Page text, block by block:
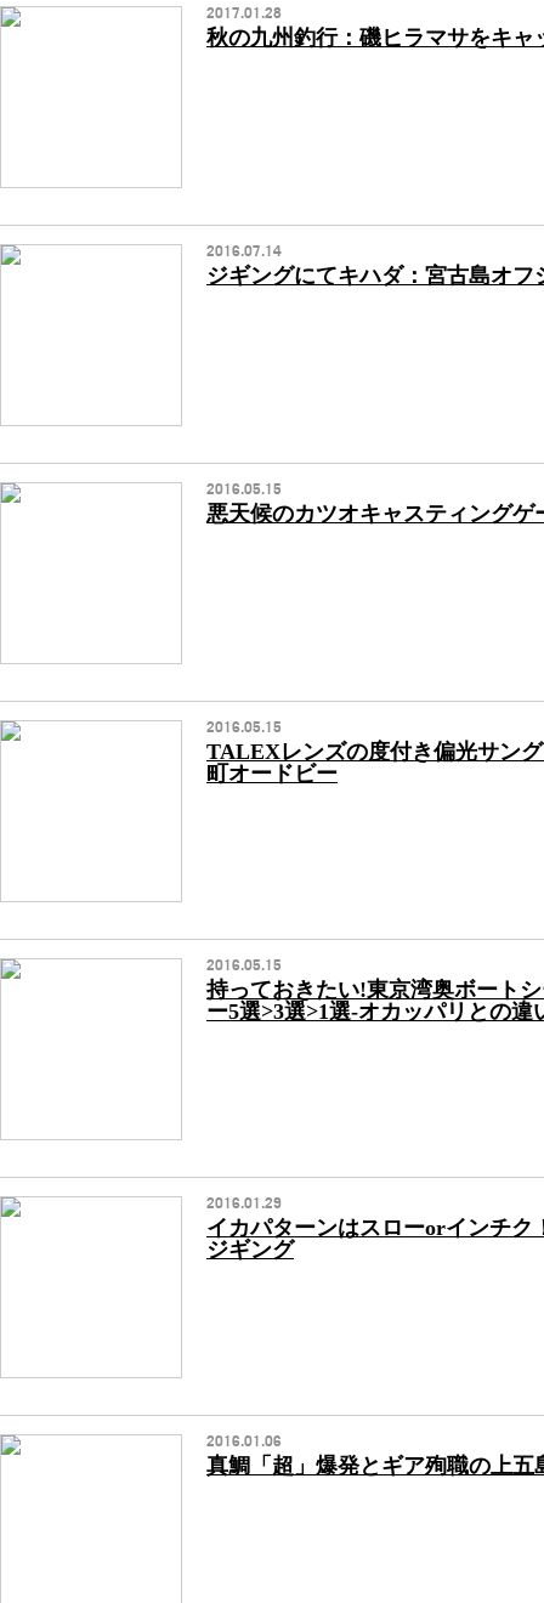
2017.01.28
秋の九州釣行：磯ヒラマサをキャ
2016.07.14
ジギングにてキハダ：宮古島オフ
2016.05.15
悪天候のカツオキャスティングゲ
2016.05.15
TALEXレンズの度付き偏光サン
町オードビー
2016.05.15
持っておきたい!東京湾奥ボート
ー5選>3選>1選-オカッパリとの違
2016.01.29
イカパターンはスローorインチク
ジギング
2016.01.06
真鯛「超」爆発とギア殉職の上五